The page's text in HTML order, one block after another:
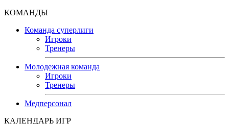
КОМАНДЫ
Команда суперлиги
Игроки
Тренеры
Молодежная команда
Игроки
Тренеры
Медперсонал
КАЛЕНДАРЬ ИГР